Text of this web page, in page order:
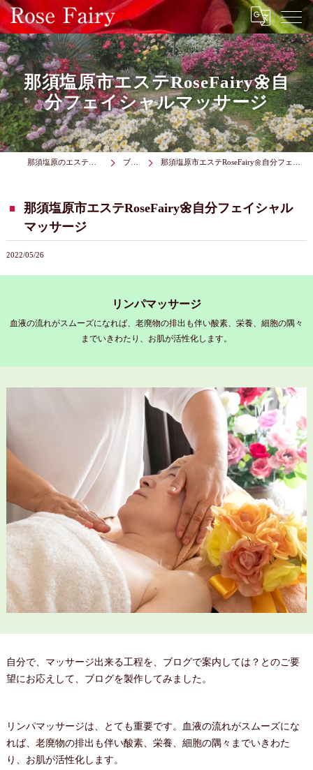
那須塩原市エステRoseFairy🌼自
分フェイシャルマッサージ
ブログ 那須塩原市エステRoseFairy🌼自分フェイシャルマッサージ
那須塩原市エステRoseFairy🌼自分フェイシャル
マッサージ
2022/05/26
リンパマッサージ
血液の流れがスムーズになれば、老廃物の排出も伴い酸素、栄養、細胞の隅々
までいきわたり、お肌が活性化します。
自分で、マッサージ出来る工程を、ブログで案内しては？とのご要
望にお応えして、ブログを製作してみました。
リンパマッサージは、とても重要です。血液の流れがスムーズにな
れば、老廃物の排出も伴い酸素、栄養、細胞の隅々までいきわた
り、お肌が活性化します。